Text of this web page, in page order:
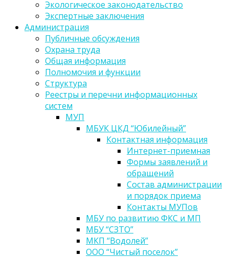
Экологическое законодательство
Экспертные заключения
Администрация
Публичные обсуждения
Охрана труда
Общая информация
Полномочия и функции
Структура
Реестры и перечни информационных
систем
МУП
МБУК ЦКД “Юбилейный”
Контактная информация
Интернет-приемная
Формы заявлений и
обращений
Состав администрации
и порядок приема
Контакты МУПов
МБУ по развитию ФКС и МП
МБУ “СЗТО”
МКП “Водолей”
ООО “Чистый поселок”